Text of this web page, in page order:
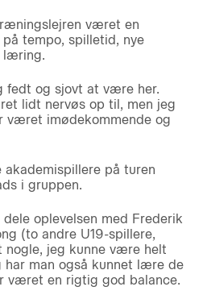
været en
tempo, spilletid, nye
læring.
fedt og sjovt at være her.
lidt nervøs op til, men jeg
været imødekommende og
akademispillere på turen
i gruppen.
oplevelsen med Frederik
(to andre U19-spillere,
nogle, jeg kunne være helt
man også kunnet lære de
været en rigtig god balance.